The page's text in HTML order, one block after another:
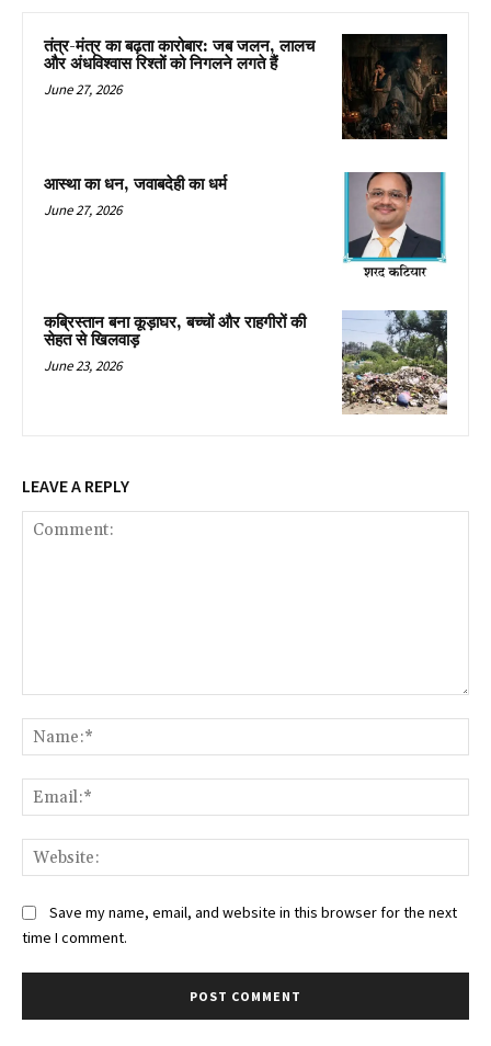
तंत्र-मंत्र का बढ़ता कारोबार: जब जलन, लालच
और अंधविश्वास रिश्तों को निगलने लगते हैं
June 27, 2026
आस्था का धन, जवाबदेही का धर्म
June 27, 2026
कब्रिस्तान बना कूड़ाघर, बच्चों और राहगीरों की
सेहत से खिलवाड़
June 23, 2026
LEAVE A REPLY
Save my name, email, and website in this browser for the next
time I comment.